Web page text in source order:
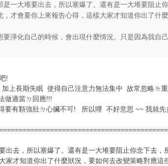
一大堆要出去，所以塞爆了。還有是一大堆要阻止
才會要你上來報告心得，這樣大家才知道你出了什
淨化自己的時候，會出現什麼情況。只是因為我自
吧!
上長期失眠 使得自己注意力無法集中 故常忽略ㄌ重
做適當ㄉ回應!!!
要有顆強壯ㄉ心臟不可! 所以哩 不好意思 ~~ 我就
去，所以塞爆了。還有是一大堆要阻止你念下去，
才知道你出了什麼狀況，要如何去改變策略對應這